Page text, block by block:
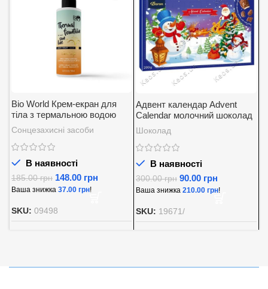
Bio World Крем-екран для
тіла з термальною водою
SPF 30
Сонцезахисні засоби
В наявності
185.00грн 148.00 грн
Ваша знижка 37.00 грн!
SKU: 09498
Адвент календар Advent
Calendar молочний шоколад
із вершковою начинкою
Baron 200 г.
Шоколад
В наявності
300.00грн 90.00 грн
Ваша знижка 210.00 грн!
SKU: 19671/